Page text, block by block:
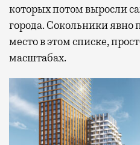
которых потом выросли
города. Сокольники явно
место в этом списке,
масштабах.